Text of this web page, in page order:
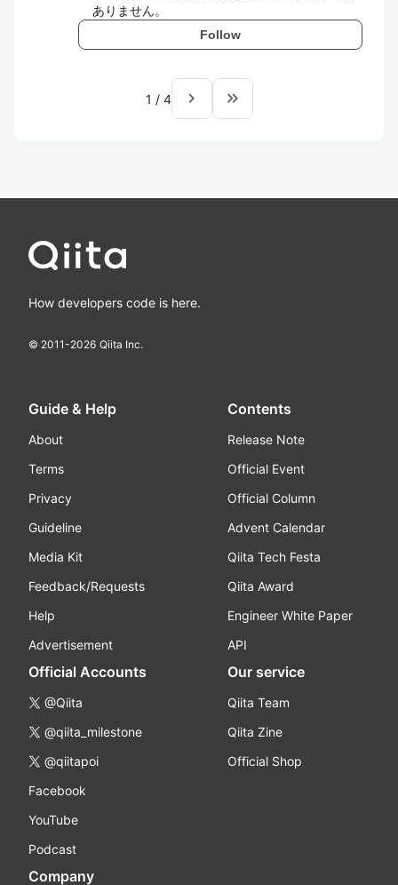
ありません。
Follow
1 / 4 navigate_next keyboard_double_arrow_right
How developers code is here.
© 2011-2026 Qiita Inc.
Guide & Help
About
Terms
Privacy
Guideline
Media Kit
Feedback/Requests
Help
Advertisement
Contents
Release Note
Official Event
Official Column
Advent Calendar
Qiita Tech Festa
Qiita Award
Engineer White Paper
API
Official Accounts
@Qiita
@qiita_milestone
@qiitapoi
Facebook
YouTube
Podcast
Our service
Qiita Team
Qiita Zine
Official Shop
Company